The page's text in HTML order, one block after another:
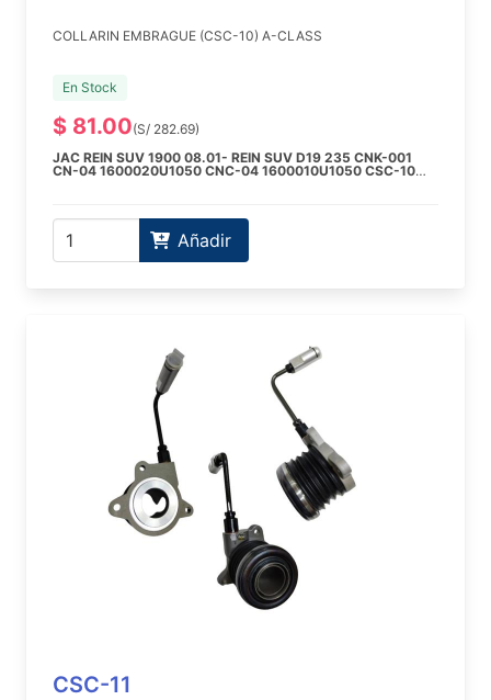
COLLARIN EMBRAGUE (CSC-10) A-CLASS
En Stock
$ 81.00(S/ 282.69)
JAC REIN SUV 1900 08.01- REIN SUV D19 235 CNK-001
CN-04 1600020U1050 CNC-04 1600010U1050 CSC-10
Añadir
CSC-11